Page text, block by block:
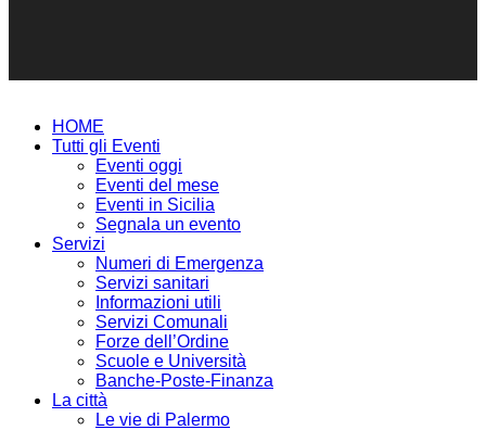
HOME
Tutti gli Eventi
Eventi oggi
Eventi del mese
Eventi in Sicilia
Segnala un evento
Servizi
Numeri di Emergenza
Servizi sanitari
Informazioni utili
Servizi Comunali
Forze dell’Ordine
Scuole e Università
Banche-Poste-Finanza
La città
Le vie di Palermo